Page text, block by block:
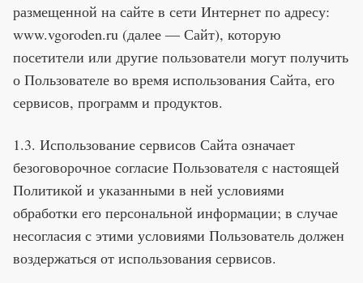
размещенной на сайте в сети Интернет по адресу:
www.vgoroden.ru (далее — Сайт), которую
посетители или другие пользователи могут получить
о Пользователе во время использования Сайта, его
сервисов, программ и продуктов.
1.3. Использование сервисов Сайта означает
безоговорочное согласие Пользователя с настоящей
Политикой и указанными в ней условиями
обработки его персональной информации; в случае
несогласия с этими условиями Пользователь должен
воздержаться от использования сервисов.